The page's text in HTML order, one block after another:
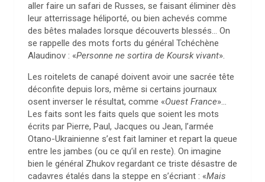
aller faire un safari de Russes, se faisant éliminer dès
leur atterrissage héliporté, ou bien achevés comme
des bêtes malades lorsque découverts blessés… On
se rappelle des mots forts du général Tchéchène
Alaudinov : «Personne ne sortira de Koursk vivant».
Les roitelets de canapé doivent avoir une sacrée tête
déconfite depuis lors, même si certains journaux
osent inverser le résultat, comme «Ouest France»…
Les faits sont les faits quels que soient les mots
écrits par Pierre, Paul, Jacques ou Jean, l’armée
Otano-Ukrainienne s’est fait laminer et repart la queue
entre les jambes (ou ce qu’il en reste). On imagine
bien le général Zhukov regardant ce triste désastre de
cadavres étalés dans la steppe en s’écriant : «Mais